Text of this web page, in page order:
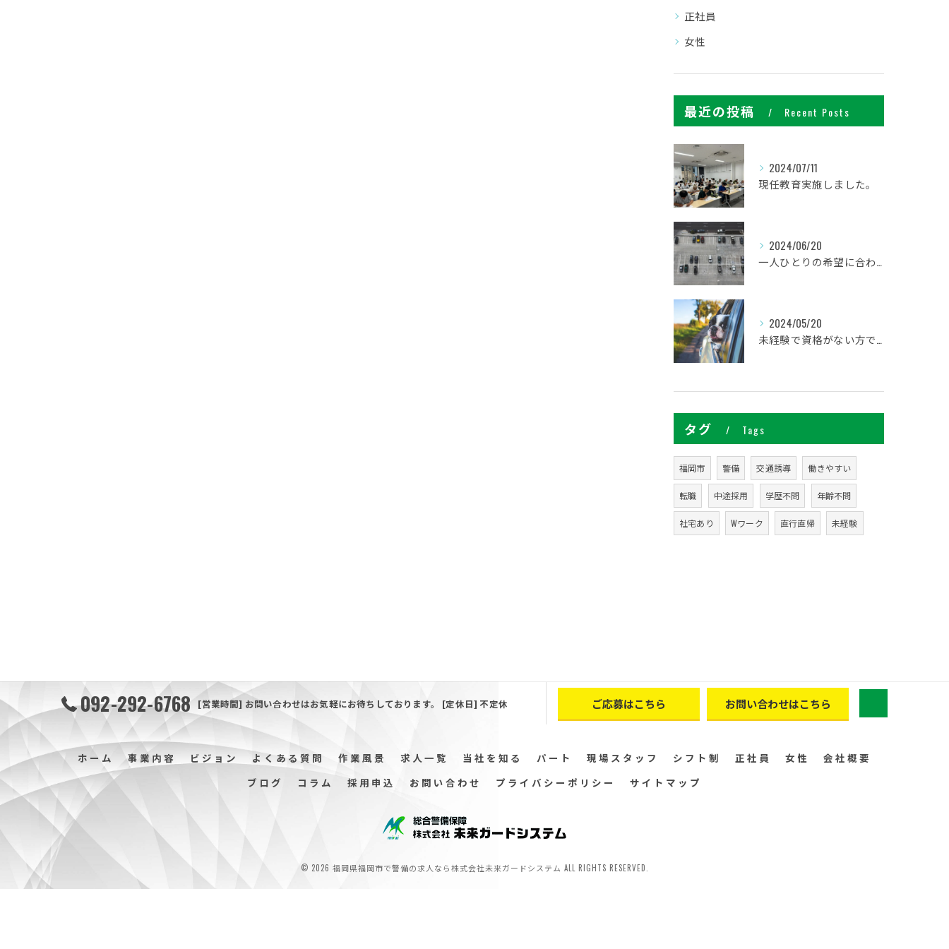
正社員
女性
最近の投稿 Recent Posts
2024/07/11
現任教育実施しました。
2024/06/20
一人ひとりの希望に合わせた働き方ができます
2024/05/20
未経験で資格がない方でも研修があるので安心してください
タグ Tags
福岡市 警備 交通誘導 働きやすい
転職 中途採用 学歴不問 年齢不問
社宅あり Wワーク 直行直帰 未経験
092-292-6768 [営業時間] お問い合わせはお気軽にお待ちしております。 [定休日] 不定休 ご応募はこちら お問い合わせはこちら
ホーム 事業内容 ビジョン よくある質問 作業風景 求人一覧 当社を知る パート 現場スタッフ シフト制 正社員 女性
会社概要
ブログ
コラム 採用申込 お問い合わせ プライバシーポリシー サイトマップ
© 2026 福岡県福岡市で警備の求人なら株式会社未来ガードシステム ALL RIGHTS RESERVED.